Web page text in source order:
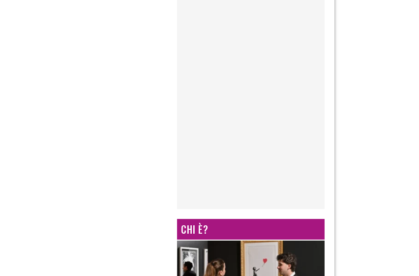
CHI È?